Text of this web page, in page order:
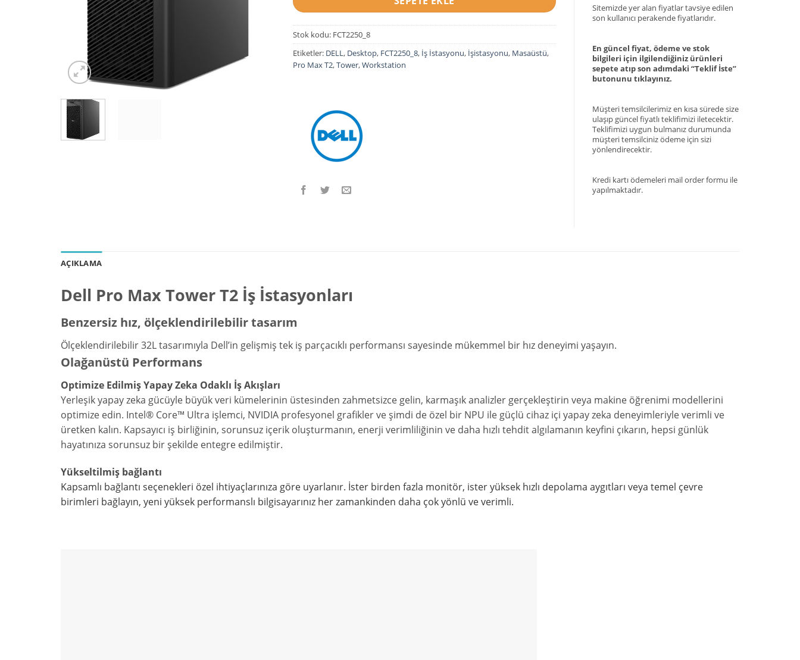
Stok kodu: FCT2250_8
Etiketler: DELL, Desktop, FCT2250_8, İş İstasyonu, İşistasyonu, Masaüstü,
Pro Max T2,Tower,Workstation
Sitemizde yer alan fiyatlar tavsiye edilen
son kullanıcı perakende fiyatlarıdır.
En güncel fiyat, ödeme ve stok
bilgileri için ilgilendiğiniz ürünleri
sepete atıp son adımdaki “Teklif İste”
butonunu tıklayınız.
Müşteri temsilcilerimiz en kısa sürede size
ulaşıp güncel fiyatlı teklifimizi iletecektir.
Teklifimizi uygun bulmanız durumunda
müşteri temsilciniz ödeme için sizi
yönlendirecektir.
Kredi kartı ödemeleri mail order formu ile
yapılmaktadır.
AÇIKLAMA
Dell Pro Max Tower T2 İş İstasyonları
Benzersiz hız, ölçeklendirilebilir tasarım
Ölçeklendirilebilir 32L tasarımıyla Dell’in gelişmiş tek iş parçacıklı performansı sayesinde mükemmel bir hız deneyimi yaşayın.
Olağanüstü Performans
Optimize Edilmiş Yapay Zeka Odaklı İş Akışları
Yerleşik yapay zeka gücüyle büyük veri kümelerinin üstesinden zahmetsizce gelin, karmaşık analizler gerçekleştirin veya makine öğrenimi modellerini
optimize edin. Intel® Core™ Ultra işlemci, NVIDIA profesyonel grafikler ve şimdi de özel bir NPU ile güçlü cihaz içi yapay zeka deneyimleriyle verimli ve
üretken kalın. Kapsayıcı iş birliğinin, sorunsuz içerik oluşturmanın, enerji verimliliğinin ve daha hızlı tehdit algılamanın keyfini çıkarın, hepsi günlük
hayatınıza sorunsuz bir şekilde entegre edilmiştir.
Yükseltilmiş bağlantı
Kapsamlı bağlantı seçenekleri özel ihtiyaçlarınıza göre uyarlanır. İster birden fazla monitör, ister yüksek hızlı depolama aygıtları veya temel çevre
birimleri bağlayın, yeni yüksek performanslı bilgisayarınız her zamankinden daha çok yönlü ve verimli.